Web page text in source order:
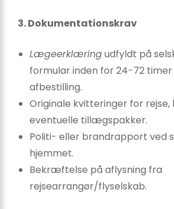
3. Dokumentationskrav
Lægeerklæringudfyldt på
formular inden for 24-72
afbestilling.
Originale kvitteringer for rejse,
eventuelle tillægspakker.
Politi- eller brandrapport ved
hjemmet.
Bekræftelse på aflysning fra
rejsearrangør/flyselskab.